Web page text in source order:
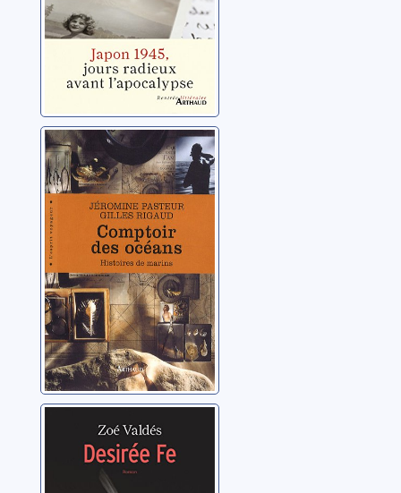
Comptoir des
océans: histoires
de marins
Pasteur, Jéromine
Desirée Fe ou
L'innocente
pornographe